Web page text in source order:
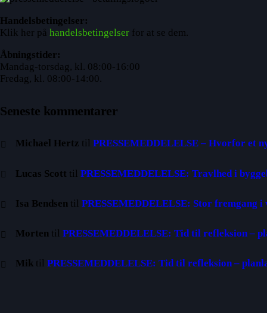
Handelsbetingelser:
Klik her på handelsbetingelser for at se dem.
Åbningstider:
Mandag-torsdag, kl. 08:00-16:00
Fredag, kl. 08:00-14:00.
Seneste kommentarer
Michael Hertz tilPRESSEMEDDELELSE – Hvorfor et
Lucas Scott tilPRESSEMEDDELELSE: Travlhed i
Isa Bendsen tilPRESSEMEDDELELSE: Stor fremgang i
Morten tilPRESSEMEDDELELSE: Tid til refleksion –
Mik tilPRESSEMEDDELELSE: Tid til refleksion –